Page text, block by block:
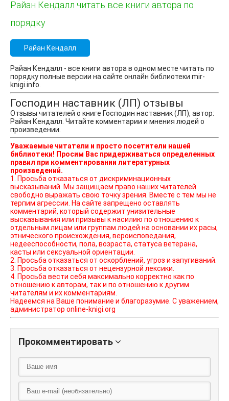
Райан Кендалл читать все книги автора по
порядку
Райан Кендалл
Райан Кендалл - все книги автора в одном месте читать по
порядку полные версии на сайте онлайн библиотеки mir-
knigi.info.
Господин наставник (ЛП) отзывы
Отзывы читателей о книге Господин наставник (ЛП), автор:
Райан Кендалл. Читайте комментарии и мнения людей о
произведении.
Уважаемые читатели и просто посетители нашей
библиотеки! Просим Вас придерживаться определенных
правил при комментировании литературных
произведений.
1. Просьба отказаться от дискриминационных
высказываний. Мы защищаем право наших читателей
свободно выражать свою точку зрения. Вместе с тем мы не
терпим агрессии. На сайте запрещено оставлять
комментарий, который содержит унизительные
высказывания или призывы к насилию по отношению к
отдельным лицам или группам людей на основании их расы,
этнического происхождения, вероисповедания,
недееспособности, пола, возраста, статуса ветерана,
касты или сексуальной ориентации.
2. Просьба отказаться от оскорблений, угроз и запугиваний.
3. Просьба отказаться от нецензурной лексики.
4. Просьба вести себя максимально корректно как по
отношению к авторам, так и по отношению к другим
читателям и их комментариям.
Надеемся на Ваше понимание и благоразумие. С уважением,
администратор online-knigi.org
Прокомментировать